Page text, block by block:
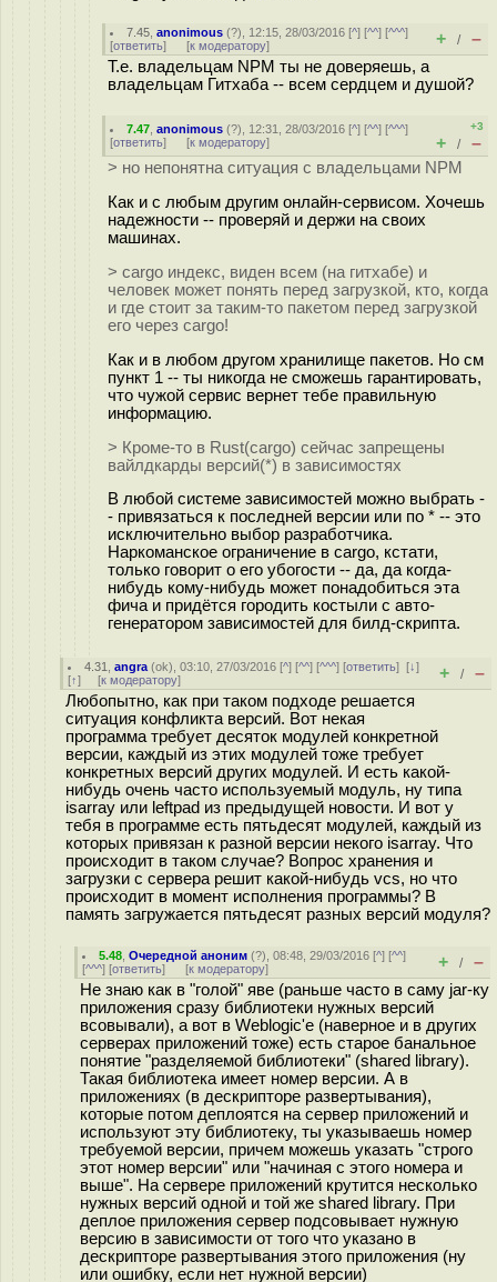
7.45 ,anonimous (?), 12:15, 28/03/2016 [^] [^^] [^^^]
[ответить] [к модератору] + / –
Т.е. владельцам NPM ты не доверяешь, а
владельцам Гитхаба -- всем сердцем и душой?
7.47 ,anonimous (?), 12:31, 28/03/2016 [^] [^^] [^^^]
[ответить] [к модератору]
+3
+ / –
> но непонятна ситуация с владельцами NPM
Как и с любым другим онлайн-сервисом. Хочешь
надежности -- проверяй и держи на своих
машинах.
> cargo индекс, виден всем (на гитхабе) и
человек может понять перед загрузкой, кто, когда
и где стоит за таким-то пакетом перед загрузкой
его через cargo!
Как и в любом другом хранилище пакетов. Но см
пункт 1 -- ты никогда не сможешь гарантировать,
что чужой сервис вернет тебе правильную
информацию.
> Кроме-то в Rust(cargo) сейчас запрещены
вайлдкарды версий(*) в зависимостях
В любой системе зависимостей можно выбрать -
- привязаться к последней версии или по * -- это
исключительно выбор разработчика.
Наркоманское ограничение в cargo, кстати,
только говорит о его убогости -- да, да когда-
нибудь кому-нибудь может понадобиться эта
фича и придётся городить костыли с авто-
генератором зависимостей для билд-скрипта.
4.31 ,angra (ok), 03:10, 27/03/2016 [^] [^^] [^^^] [ответить][↓]
[↑] [к модератору] + / –
Любопытно, как при таком подходе решается
ситуация конфликта версий. Вот некая
программа требует десяток модулей конкретной
версии, каждый из этих модулей тоже требует
конкретных версий других модулей. И есть какой-
нибудь очень часто используемый модуль, ну типа
isarray или leftpad из предыдущей новости. И вот у
тебя в программе есть пятьдесят модулей, каждый из
которых привязан к разной версии некого isarray. Что
происходит в таком случае? Вопрос хранения и
загрузки с сервера решит какой-нибудь vcs, но что
происходит в момент исполнения программы? В
память загружается пятьдесят разных версий модуля?
5.48 ,Очередной аноним (?), 08:48, 29/03/2016 [^] [^^]
[^^^] [ответить] [к модератору] + / –
Не знаю как в "голой" яве (раньше часто в саму jar-ку
приложения сразу библиотеки нужных версий
всовывали), а вот в Weblogic'е (наверное и в других
серверах приложений тоже) есть старое банальное
понятие "разделяемой библиотеки" (shared library).
Такая библиотека имеет номер версии. А в
приложениях (в дескрипторе развертывания),
которые потом деплоятся на сервер приложений и
используют эту библиотеку, ты указываешь номер
требуемой версии, причем можешь указать "строго
этот номер версии" или "начиная с этого номера и
выше". На сервере приложений крутится несколько
нужных версий одной и той же shared library. При
деплое приложения сервер подсовывает нужную
версию в зависимости от того что указано в
дескрипторе развертывания этого приложения (ну
или ошибку, если нет нужной версии)